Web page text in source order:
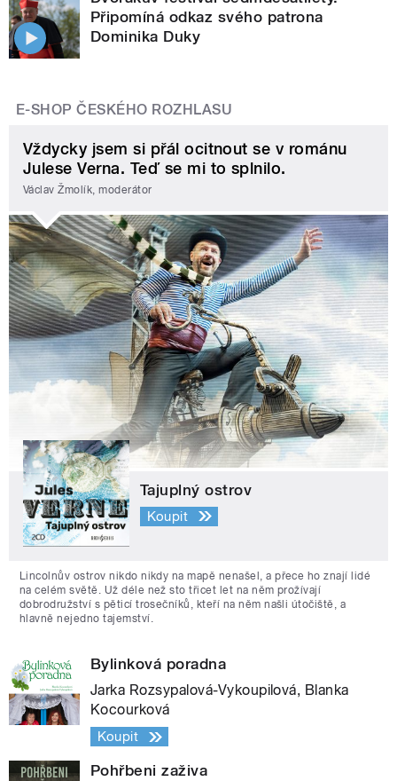
Připomíná odkaz svého patrona
Dominika Duky
E-SHOP ČESKÉHO ROZHLASU
Vždycky jsem si přál ocitnout se v románu
Julese Verna. Teď se mi to splnilo.
Václav Žmolík, moderátor
Tajuplný ostrov
Koupit
Lincolnův ostrov nikdo nikdy na mapě nenašel, a přece ho znají lidé
na celém světě. Už déle než sto třicet let na něm prožívají
dobrodružství s pěticí trosečníků, kteří na něm našli útočiště, a
hlavně nejedno tajemství.
Bylinková poradna
Jarka Rozsypalová-Vykoupilová, Blanka
Kocourková
Koupit
Pohřbeni zaživa